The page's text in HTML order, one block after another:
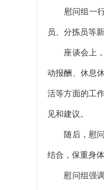
慰问组一行
员、分拣员等
座谈会上，
动报酬、休息
活等方面的工
见和建议。
随后，慰问
结合，保重身
慰问组强调